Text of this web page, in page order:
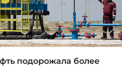
подорожала более